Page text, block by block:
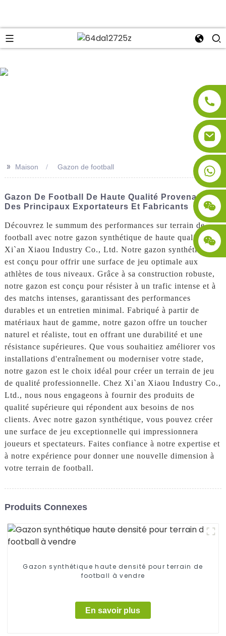
>> Maison Gazon de football
Gazon De Football De Haute Qualité Provenant
Des Principaux Exportateurs Et Fabricants
Découvrez le summum des performances sur terrain de
football avec notre gazon synthétique de haute qualité de
Xi`an Xiaou Industry Co., Ltd. Notre gazon synthétique
est conçu pour offrir une surface de jeu optimale aux
athlètes de tous niveaux. Grâce à sa construction robuste,
notre gazon est conçu pour résister à un trafic intense et à
des matchs intenses, garantissant des performances
durables et un entretien minimal. Fabriqué à partir de
matériaux haut de gamme, notre gazon offre un toucher
naturel et réaliste, tout en offrant une durabilité et une
résistance supérieures. Que vous souhaitiez améliorer vos
installations d'entraînement ou moderniser votre stade,
notre gazon est le choix idéal pour créer un terrain de jeu
de qualité professionnelle. Chez Xi`an Xiaou Industry Co.,
Ltd., nous nous engageons à fournir des produits de
qualité supérieure qui répondent aux besoins de nos
clients. Avec notre gazon synthétique, vous pouvez créer
une surface de jeu exceptionnelle qui impressionnera
joueurs et spectateurs. Faites confiance à notre expertise et
à notre expérience pour donner une nouvelle dimension à
votre terrain de football.
Produits Connexes
Gazon synthétique haute densité pour terrain de
football à vendre
En savoir plus